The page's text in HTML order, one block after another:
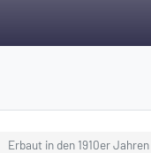
Erbaut in den 1910er Jahren